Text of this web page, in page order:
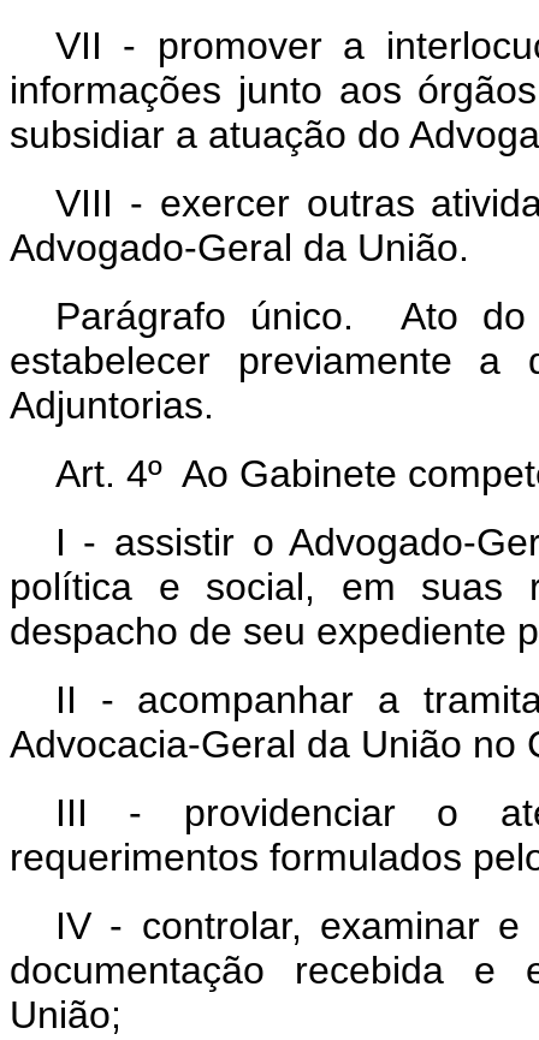
VII - promover a
informações junto aos
subsidiar a atuação do
VIII - exercer outras
Advogado-Geral da União.
Parágrafo único. Ato do
estabelecer previamente a
Adjuntorias.
Art. 4º Ao Gabinete
I - assistir o Advogado-
política e social, em suas
despacho de seu expediente
II - acompanhar a
Advocacia-Geral da União no
III - providenciar o
requerimentos formulados
IV - controlar, examinar e
documentação recebida e
União;